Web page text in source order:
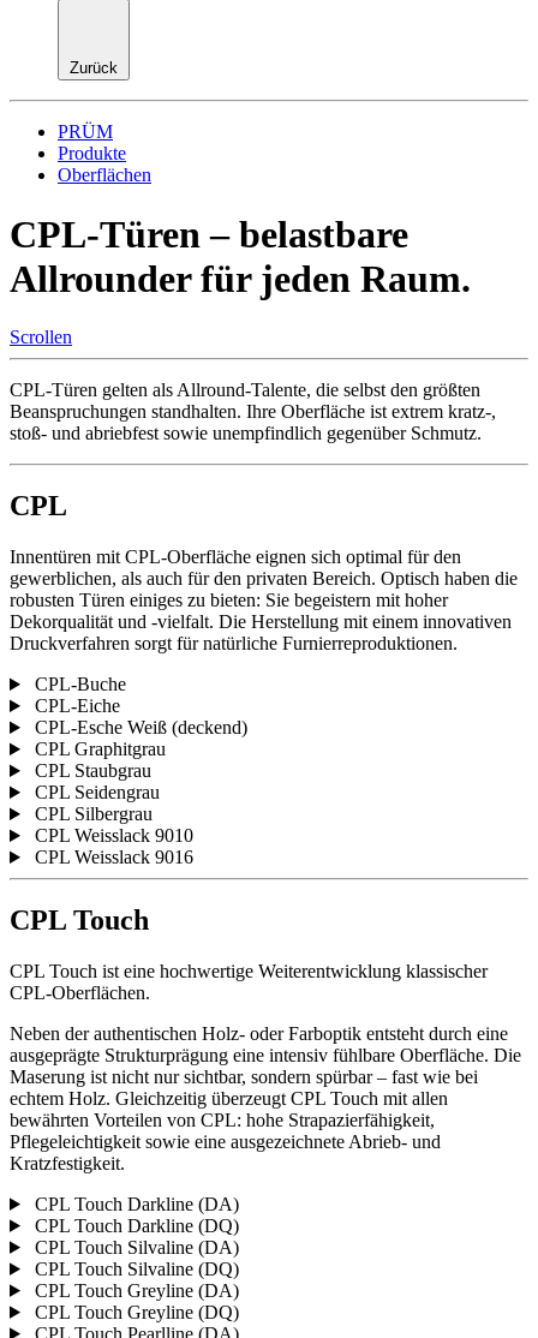
Zurück
PRÜM
Produkte
Oberflächen
CPL-Türen – belastbare
Allrounder für jeden Raum.
Scrollen
CPL-Türen gelten als Allround-Talente, die selbst den größten
Beanspruchungen standhalten. Ihre Oberfläche ist extrem kratz-,
stoß- und abriebfest sowie unempfindlich gegenüber Schmutz.
CPL
Innentüren mit CPL-Oberfläche eignen sich optimal für den
gewerblichen, als auch für den privaten Bereich. Optisch haben die
robusten Türen einiges zu bieten: Sie begeistern mit hoher
Dekorqualität und -vielfalt. Die Herstellung mit einem innovativen
Druckverfahren sorgt für natürliche Furnierreproduktionen.
CPL-Buche
CPL-Eiche
CPL-Esche Weiß (deckend)
CPL Graphitgrau
CPL Staubgrau
CPL Seidengrau
CPL Silbergrau
CPL Weisslack 9010
CPL Weisslack 9016
CPL Touch
CPL Touch ist eine hochwertige Weiterentwicklung klassischer
CPL-Oberflächen.
Neben der authentischen Holz- oder Farboptik entsteht durch eine
ausgeprägte Strukturprägung eine intensiv fühlbare Oberfläche. Die
Maserung ist nicht nur sichtbar, sondern spürbar – fast wie bei
echtem Holz. Gleichzeitig überzeugt CPL Touch mit allen
bewährten Vorteilen von CPL: hohe Strapazierfähigkeit,
Pflegeleichtigkeit sowie eine ausgezeichnete Abrieb- und
Kratzfestigkeit.
CPL Touch Darkline (DA)
CPL Touch Darkline (DQ)
CPL Touch Silvaline (DA)
CPL Touch Silvaline (DQ)
CPL Touch Greyline (DA)
CPL Touch Greyline (DQ)
CPL Touch Pearlline (DA)